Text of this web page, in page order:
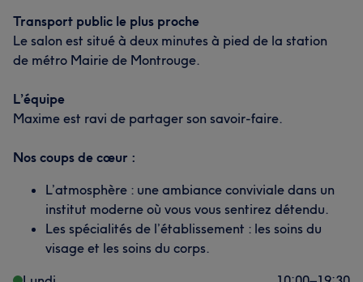
Transport public le plus proche
Le salon est situé à deux minutes à pied de la station
de métro Mairie de Montrouge.
L’équipe
Maxime est ravi de partager son savoir-faire.
Nos coups de cœur :
L’atmosphère : une ambiance conviviale dans un
institut moderne où vous vous sentirez détendu.
Les spécialités de l’établissement : les soins du
visage et les soins du corps.